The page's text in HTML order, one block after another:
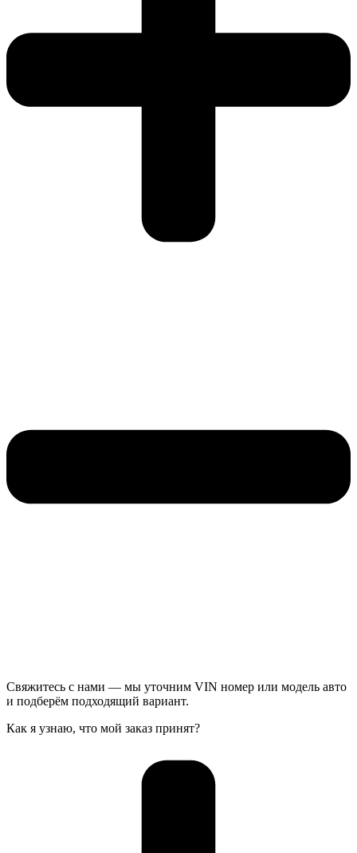
Свяжитесь с нами — мы уточним VIN номер или модель авто
и подберём подходящий вариант.
Как я узнаю, что мой заказ принят?